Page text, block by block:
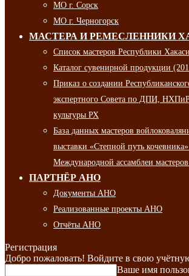
МО г. Сорск
МО г. Черногорск
МАСТЕРА И РЕМЕСЛЕННИКИ
Список мастеров Республики
Каталог сувенирной продукции
Приказ о создании
экспертного Совета по ДПИ,
культуры РХ
База данных мастеров
выставки «Степной путь
Международной ассамблеи
ПАРТНЁР АНО
Документы АНО
Реализованные проекты АНО
Отчёты АНО
Регистрация
Добро пожаловать! Войдите в свою
Ваше имя